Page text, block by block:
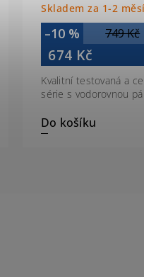
Skladem za 1-2
749 Kč
–10 %
674 Kč
Do košíku
Kvalitní testovaná a
série s vodorovnou